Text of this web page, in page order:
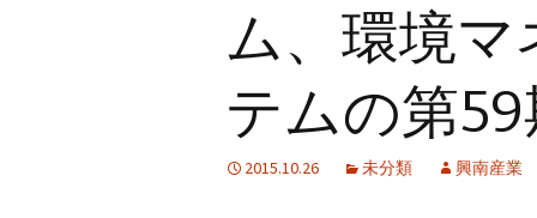
ム、環境
テムの第
2015.10.26 未分類 興南産業